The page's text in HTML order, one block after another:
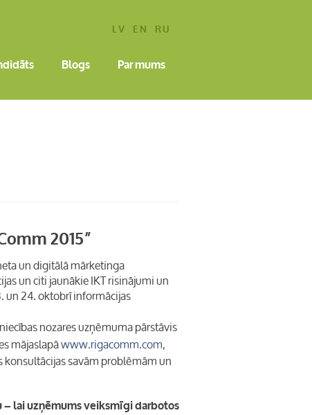
LV EN RU
Blogs Par mums
2015”
un digitālā mārketinga
un citi jaunākie IKT risinājumi un
un 24. oktobrī informācijas
nozares uzņēmuma pārstāvis
mājaslapāwww.rigacomm.com,
savām problēmām un
lai uzņēmums veiksmīgi darbotos